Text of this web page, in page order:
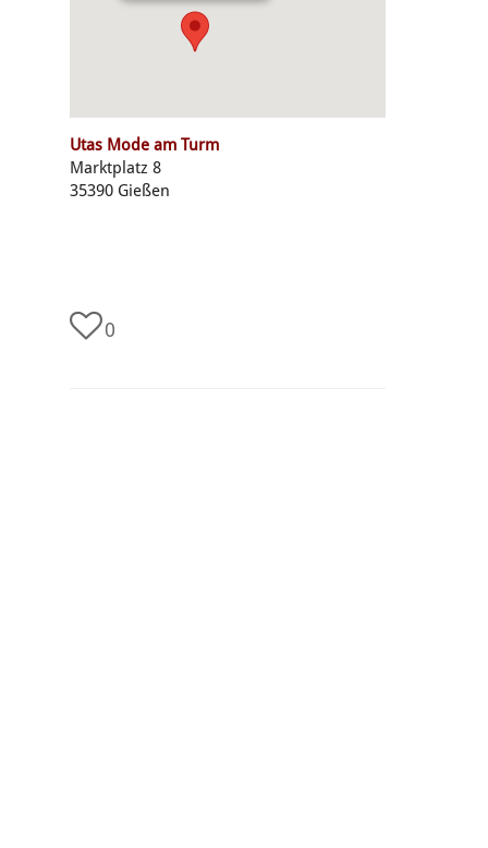
Utas Mode am Turm
Marktplatz 8
35390 Gießen
0